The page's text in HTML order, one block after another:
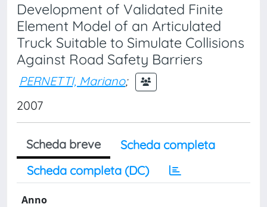
Development of Validated Finite
Element Model of an Articulated
Truck Suitable to Simulate Collisions
Against Road Safety Barriers
PERNETTI, Mariano;
2007
Scheda breve
Scheda completa
Scheda completa (DC)
Anno